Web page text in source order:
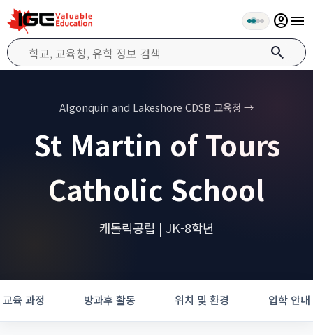
search
account_circlemenu
Algonquin and Lakeshore CDSB 교육청 →
St Martin of Tours
Catholic School
캐톨릭공립 | JK-8학년
교육 과정 방과후 활동 위치 및 환경 입학 안내